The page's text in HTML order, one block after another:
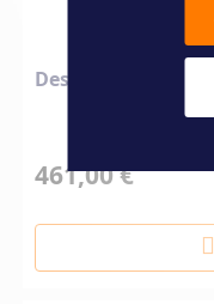
Deshumidificador
461,00 €